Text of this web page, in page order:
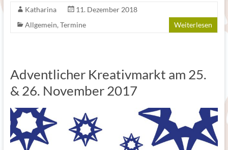
Katharina
11. Dezember 2018
Allgemein, Termine Weiterlesen
Adventlicher Kreativmarkt am 25.
& 26. November 2017